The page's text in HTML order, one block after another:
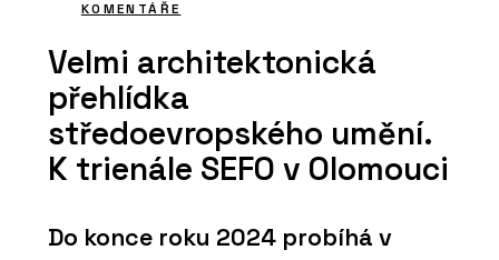
KOMENTÁŘE
Velmi architektonická
přehlídka
středoevropského umění.
K trienále SEFO v Olomouci
Do konce roku 2024 probíhá v